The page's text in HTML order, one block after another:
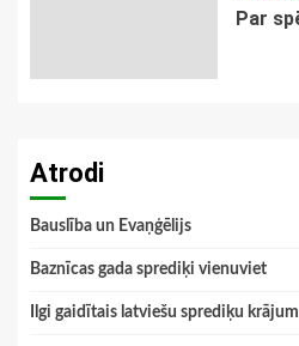
Par
Atrodi
Bauslība un Evaņģēlijs
Baznīcas gada sprediķi vienuviet
Ilgi gaidītais latviešu sprediķu